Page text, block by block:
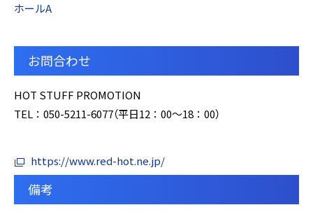
ホールA
お問合わせ
HOT STUFF PROMOTION
TEL：050-5211-6077（平⽇12：00〜18：00）
https://www.red-hot.ne.jp/
備考